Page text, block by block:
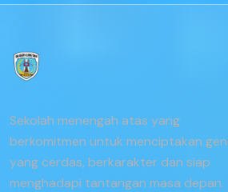
Sekolah menengah atas yang
berkomitmen untuk menciptakan
yang cerdas, berkarakter dan siap
menghadapi tantangan masa depan.